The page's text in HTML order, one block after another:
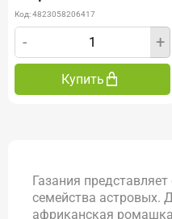
Код: 4823058206417
- +
Купить
Газания
семейства астровых.
африканская